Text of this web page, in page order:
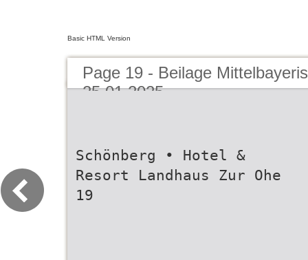
Basic HTML Version
Page 19 - Beilage
25.01.2025
Schönberg • Hotel &
Resort Landhaus Zur Ohe
19